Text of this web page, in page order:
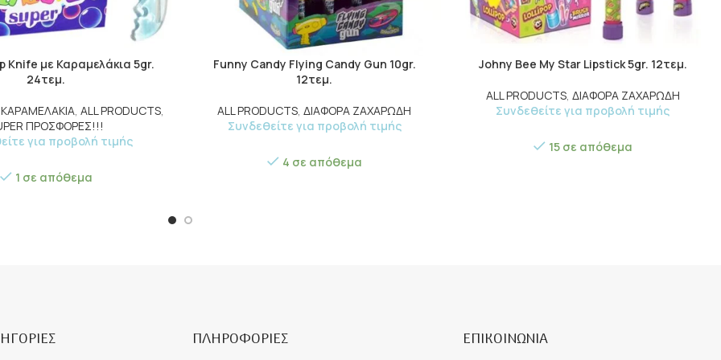
Knife με Καραμελάκια 5gr.
24τεμ.
ΚΑΡΑΜΕΛΑΚΙΑ ALL PRODUCTS,
ΠΡΟΣΦΟΡΕΣ!!!
για προβολή τιμής
1 σε απόθεμα
Funny Candy Flying Candy Gun 10gr.
12τεμ.
ALL PRODUCTS ,ΔΙΑΦΟΡΑ ΖΑΧΑΡΩΔΗ
Συνδεθείτε για προβολή τιμής
4 σε απόθεμα
Johny Bee My Star Lipstick 5gr. 12τεμ.
ALL PRODUCTS, ΔΙΑΦΟΡΑ ΖΑΧΑΡΩΔΗ
Συνδεθείτε για προβολή τιμής
15 σε απόθεμα
ΠΛΗΡΟΦΟΡΙΕΣ ΕΠΙΚΟΙΝΩΝΙΑ